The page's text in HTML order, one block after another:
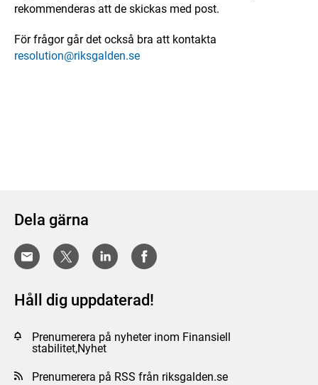
rekommenderas att de skickas med post.
För frågor går det också bra att kontakta
resolution@riksgalden.se
Dela gärna
Håll dig uppdaterad!
Prenumerera på nyheter inom Finansiell
stabilitet,Nyhet
Prenumerera på RSS från riksgalden.se